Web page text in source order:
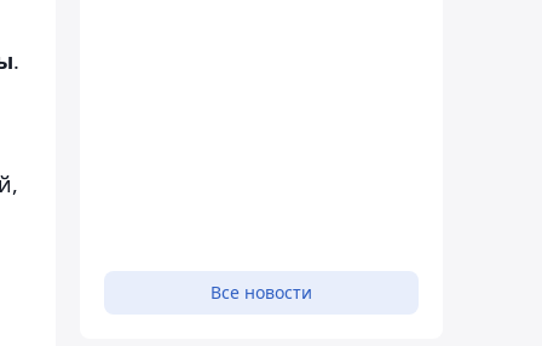
.
Все новости